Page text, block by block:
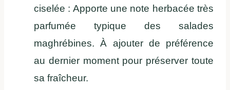
ciselée : Apporte une note herbacée très
parfumée typique des salades
maghrébines. À ajouter de préférence
au dernier moment pour préserver toute
sa fraîcheur.